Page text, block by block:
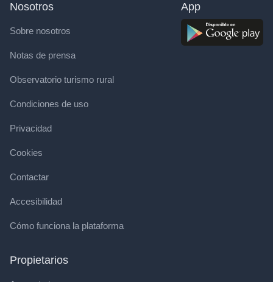
Nosotros
Sobre nosotros
Notas de prensa
Observatorio turismo rural
Condiciones de uso
Privacidad
Cookies
Contactar
Accesibilidad
Cómo funciona la plataforma
Propietarios
App